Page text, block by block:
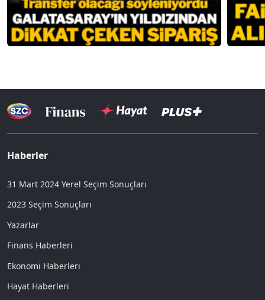
Haberler
31 Mart 2024 Yerel Seçim Sonuçları
2023 Seçim Sonuçları
Yazarlar
Finans Haberleri
Ekonomi Haberleri
Hayat Haberleri